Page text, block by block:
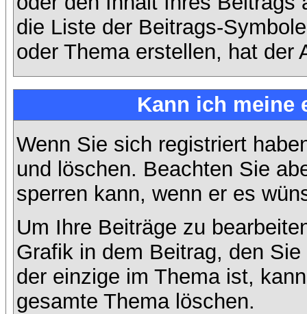
die Liste der Beitrags-
oder Thema erstellen, hat der
Kann ich meine
Wenn Sie sich registriert
und löschen. Beachten Sie
sperren kann, wenn er es
Um Ihre Beiträge zu
Grafik in dem Beitrag, den
der einzige im Thema ist,
gesamte Thema löschen.